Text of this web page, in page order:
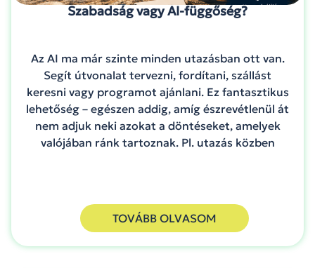
Szabadság vagy AI-függőség?
Az AI ma már szinte minden utazásban ott van.
Segít útvonalat tervezni, fordítani, szállást
keresni vagy programot ajánlani. Ez fantasztikus
lehetőség – egészen addig, amíg észrevétlenül át
nem adjuk neki azokat a döntéseket, amelyek
valójában ránk tartoznak. Pl. utazás közben
TOVÁBB OLVASOM